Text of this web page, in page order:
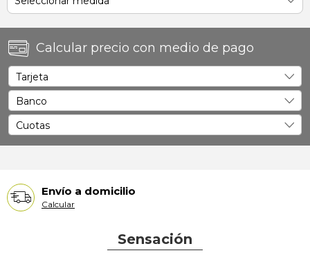
Calcular precio con medio de pago
Envío a domicilio
Calcular
Sensación